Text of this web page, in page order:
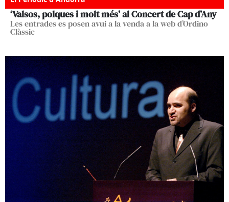
‘Valsos, polques i molt més’ al Concert de Cap d’Any
Les entrades es posen avui a la venda a la web d’Ordino
Clàssic